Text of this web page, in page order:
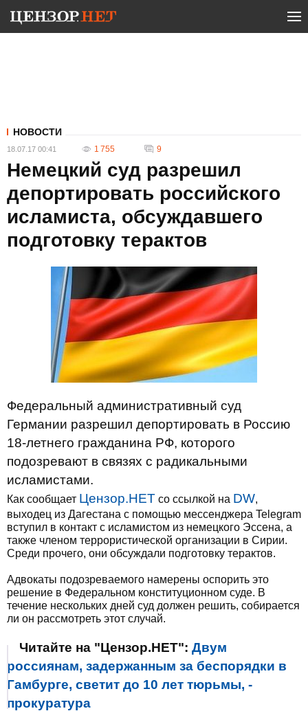
НОВОСТИ
18.07.17 00:41 1 755 9
Немецкий суд разрешил
депортировать российского
исламиста, обсуждавшего
подготовку терактов
Федеральный административный суд
Германии разрешил депортировать в Россию
18-летнего гражданина РФ, которого
подозревают в связях с радикальными
исламистами.
Как сообщает Цензор.НЕТ со ссылкой на DW,
выходец из Дагестана с помощью мессенджера Telegram
вступил в контакт с исламистом из немецкого Эссена, а
также членом террористической организации в Сирии.
Среди прочего, они обсуждали подготовку терактов.
Адвокаты подозреваемого намерены оспорить это
решение в Федеральном конституционном суде. В
течение нескольких дней суд должен решить, собирается
ли он рассмотреть этот случай.
Читайте на "Цензор.НЕТ": Двум
россиянам, задержанным за беспорядки в
Гамбурге, светит до 10 лет тюрьмы, -
прокуратура